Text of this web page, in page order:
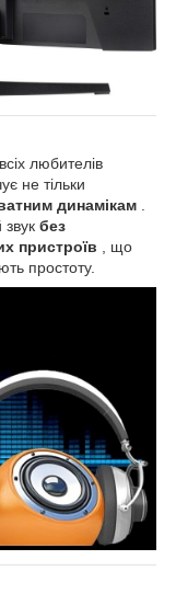
любителів
не тільки
динамікам
без
пристроїв , що
простоту.